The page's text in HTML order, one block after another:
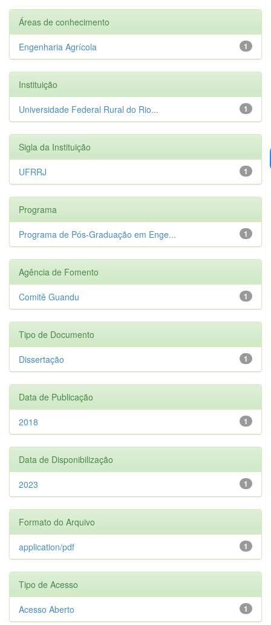
Áreas de conhecimento
1
Engenharia Agrícola
Instituição
1
Universidade Federal Rural do Rio...
Sigla da Instituição
1
UFRRJ
Programa
1
Programa de Pós-Graduação em Enge...
Agência de Fomento
1
Comitê Guandu
Tipo de Documento
1
Dissertação
Data de Publicação
1
2018
Data de Disponibilização
1
2023
Formato do Arquivo
1
application/pdf
Tipo de Acesso
1
Acesso Aberto